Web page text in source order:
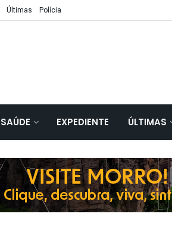
Últimas Polícia
SAÚDE EXPEDIENTE ÚLTIMAS